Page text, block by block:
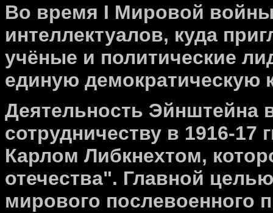
Во время I Мировой
интеллектуалов, куда
учёные и политические
единую демократическую
Деятельность Эйнштейна
сотрудничеству в 1916-17
Карлом Либкнехтом,
отечества". Главной
мирового послевоенного